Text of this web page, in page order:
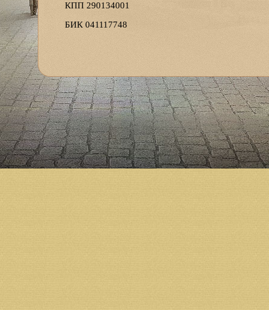
КПП 290134001
БИК 041117748
К/С 30101810500000000748
Архангельская и Холмогорская епархия
г. Архангельск МПРО приход Михаило-
ИНН 2901101086
КПП 290110108
Р/С 40703810700143010581